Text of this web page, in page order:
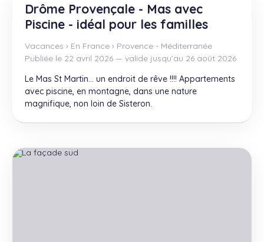
Drôme Provençale - Mas avec
Piscine - idéal pour les familles
Vacances › En France › Provence - Méditerranée
Publiée le 22 avril 2026 — valide jusqu’au 26 août 2026
Le Mas St Martin… un endroit de rêve !!!! Appartements
avec piscine, en montagne, dans une nature
magnifique, non loin de Sisteron.